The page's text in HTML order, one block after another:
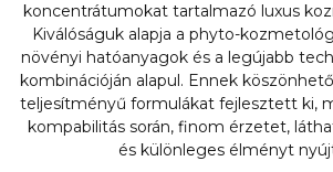
koncentrátumokat tartalmazó luxus
Kiválóságuk alapja a phyto-
növényi hatóanyagok és a legújabb
kombinációján alapul. Ennek
teljesítményű formulákat fejlesztett ki,
kompabilitás során, finom érzetet,
és különleges élményt